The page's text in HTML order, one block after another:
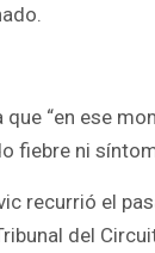
“en ese
fiebre ni
recurrió el
del